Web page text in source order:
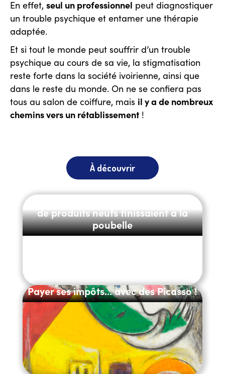
En effet, seul un professionnel peut diagnostiquer
un trouble psychique et entamer une thérapie
adaptée.
Et si tout le monde peut souffrir d’un trouble
psychique au cours de sa vie, la stigmatisation
reste forte dans la société ivoirienne, ainsi que
dans le reste du monde. On ne se confiera pas
tous au salon de coiffure, mais il y a de nombreux
chemins vers un rétablissement!
À découvrir
E-commerce : pourquoi des millions
de produits neufs finissaient à la
poubelle
Payer ses impôts... avec des Picasso !